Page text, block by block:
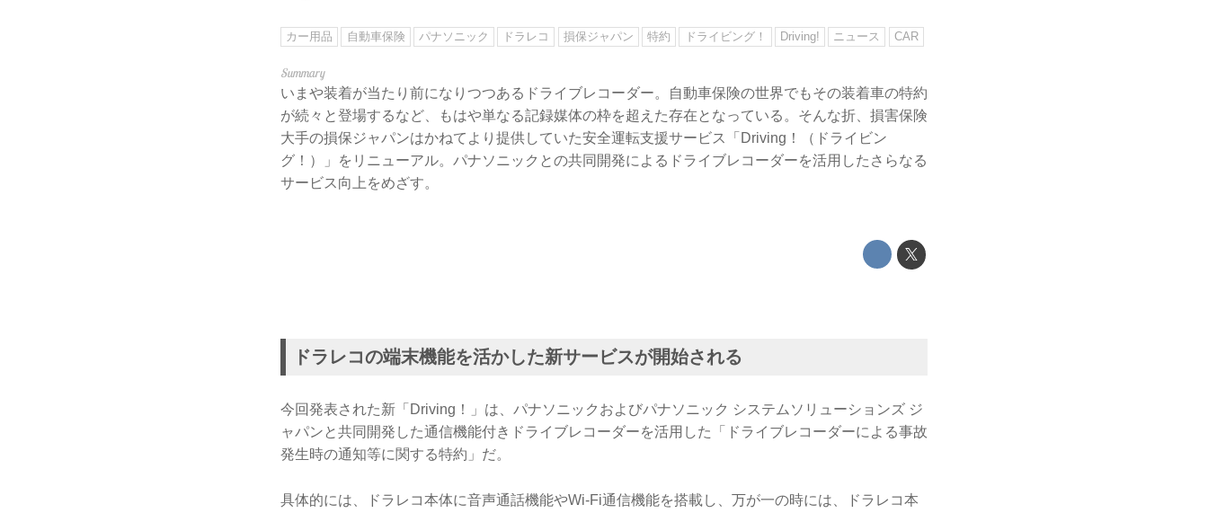
カー用品 自動車保険 パナソニック ドラレコ 損保ジャパン 特約 ドライビング！ Driving! ニュース CAR
いまや装着が当たり前になりつつあるドライブレコーダー。自動車保険の世界でもその装着車の特約
が続々と登場するなど、もはや単なる記録媒体の枠を超えた存在となっている。そんな折、損害保険
大手の損保ジャパンはかねてより提供していた安全運転支援サービス「Driving！（ドライビン
グ！）」をリニューアル。パナソニックとの共同開発によるドライブレコーダーを活用したさらなる
サービス向上をめざす。
ドラレコの端末機能を活かした新サービスが開始される
今回発表された新「Driving！」は、パナソニックおよびパナソニック システムソリューションズ ジ
ャパンと共同開発した通信機能付きドライブレコーダーを活用した「ドライブレコーダーによる事故
発生時の通知等に関する特約」だ。
具体的には、ドラレコ本体に音声通話機能やWi-Fi通信機能を搭載し、万が一の時には、ドラレコ本